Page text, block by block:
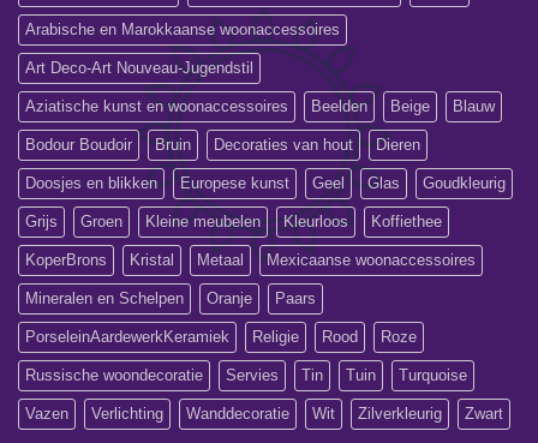
Arabische en Marokkaanse woonaccessoires
Art Deco-Art Nouveau-Jugendstil
Aziatische kunst en woonaccessoires Beelden Beige Blauw
Bodour Boudoir Bruin Decoraties van hout Dieren
Doosjes en blikken Europese kunst Geel Glas Goudkleurig
Grijs Groen Kleine meubelen Kleurloos Koffiethee
KoperBrons Kristal Metaal Mexicaanse woonaccessoires
Mineralen en Schelpen Oranje Paars
PorseleinAardewerkKeramiek Religie Rood Roze
Russische woondecoratie Servies Tin Tuin Turquoise
Vazen Verlichting Wanddecoratie Wit Zilverkleurig Zwart